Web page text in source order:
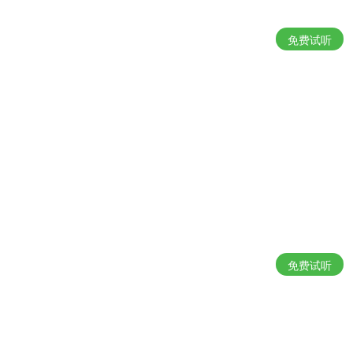
免费试听
免费试听